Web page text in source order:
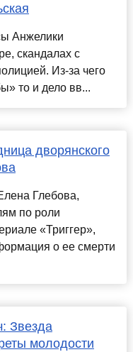
Анжелики
скандалах с
Из-за чего
то и дело вв...
дворянского
Глебова,
по роли
«Триггер»,
о ее смерти
Звезда
молодости